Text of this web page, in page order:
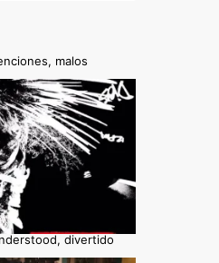
malos
divertido